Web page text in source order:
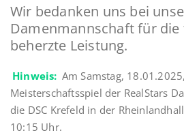
Wir bedanken uns bei
Damenmannschaft für die
beherzte Leistung.
Hinweis: Am Samstag,
Meisterschaftsspiel der RealStars
die DSC Krefeld in der
10:15 Uhr.